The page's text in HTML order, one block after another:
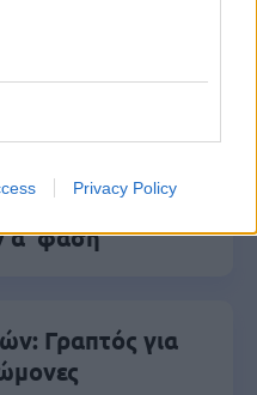
Privacy Policy
Β' Στάδιο
Περίπου
α' φάση
Γραπτός για